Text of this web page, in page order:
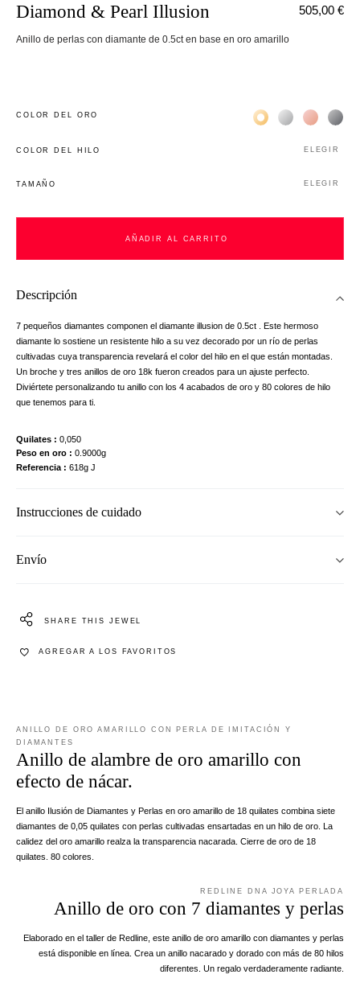
Diamond & Pearl Illusion
Anillo de perlas con diamante de 0.5ct en base en oro amarillo
505,00 €
COLOR DEL ORO Жёлтое золото 18К
Белое золото
Розовое
COLOR DEL HILO ELEGIR
TAMAÑO ELEGIR
AÑADIR AL CARRITO
Descripción
7 pequeños diamantes componen el diamante illusion de 0.5ct . Este hermoso
diamante lo sostiene un resistente hilo a su vez decorado por un río de perlas
cultivadas cuya transparencia revelará el color del hilo en el que están montadas.
Un broche y tres anillos de oro 18k fueron creados para un ajuste perfecto.
Diviértete personalizando tu anillo con los 4 acabados de oro y 80 colores de hilo
que tenemos para ti.
Quilates
0,050
Peso en oro
0.9000g
Referencia
618g J
Instrucciones de cuidado
Envío
SHARE THIS JEWEL
AGREGAR A LOS FAVORITOS
ANILLO DE ORO AMARILLO CON PERLA DE IMITACIÓN Y
DIAMANTES
Anillo de alambre de oro amarillo con
efecto de nácar.
El anillo Ilusión de Diamantes y Perlas en oro amarillo de 18 quilates combina siete
diamantes de 0,05 quilates con perlas cultivadas ensartadas en un hilo de oro. La
calidez del oro amarillo realza la transparencia nacarada. Cierre de oro de 18
quilates. 80 colores.
REDLINE DNA JOYA PERLADA
Anillo de oro con 7 diamantes y perlas
Elaborado en el taller de Redline, este anillo de oro amarillo con diamantes y perlas
está disponible en línea. Crea un anillo nacarado y dorado con más de 80 hilos
diferentes. Un regalo verdaderamente radiante.